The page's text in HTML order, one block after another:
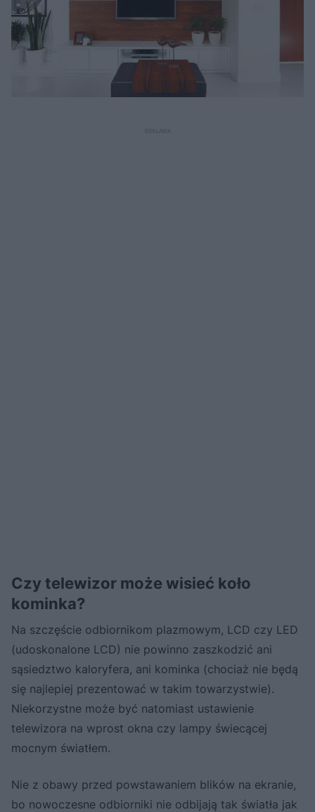
Czy telewizor może wisieć koło
kominka?
Na szczęście odbiornikom plazmowym, LCD czy LED
(udoskonalone LCD) nie powinno zaszkodzić ani
sąsiedztwo kaloryfera, ani kominka (chociaż nie będą
się najlepiej prezentować w takim towarzystwie).
Niekorzystne może być natomiast ustawienie
telewizora na wprost okna czy lampy świecącej
mocnym światłem.
Nie z obawy przed powstawaniem blików na ekranie,
bo nowoczesne odbiorniki nie odbijają tak światła jak